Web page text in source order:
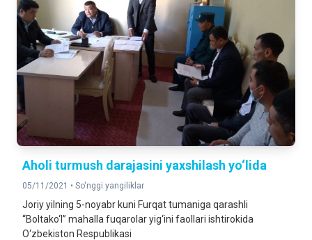
Aholi turmush darajasini yaxshilash yo‘lida
05/11/2021 • So'nggi yangiliklar
Joriy yilning 5-noyabr kuni Furqat tumaniga qarashli
“Boltako‘l” mahalla fuqarolar yig‘ini faollari ishtirokida
O‘zbekiston Respublikasi